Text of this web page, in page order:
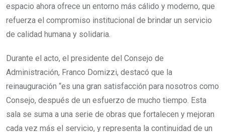
espacio ahora ofrece un entorno más cálido y moderno, que
refuerza el compromiso institucional de brindar un servicio
de calidad humana y solidaria.
Durante el acto, el presidente del Consejo de
Administración, Franco Domizzi, destacó que la
reinauguración “es una gran satisfacción para nosotros como
Consejo, después de un esfuerzo de mucho tiempo. Esta
sala se suma a una serie de obras que fortalecen y mejoran
cada vez más el servicio, y representa la continuidad de un